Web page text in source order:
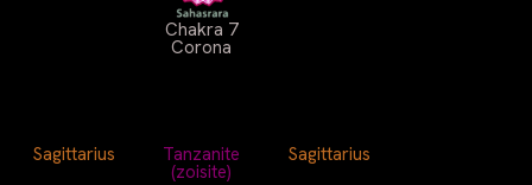
Chakra 7
Corona
Sagittarius Tanzanite
(zoisite)
Sagittarius